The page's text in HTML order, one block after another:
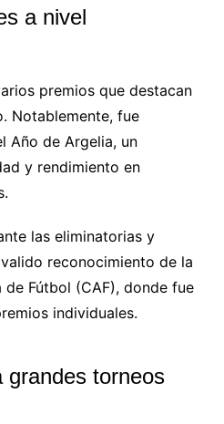
a nivel
premios que destacan
Notablemente, fue
Año de Argelia, un
y rendimiento en
las eliminatorias y
reconocimiento de la
Fútbol (CAF), donde fue
individuales.
grandes torneos